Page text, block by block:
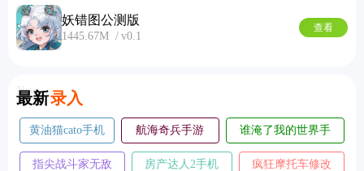
妖错图公测版
1445.67M v0.1
查看
最新录入
New
黄油猫cato手机
版
航海奇兵手游
2026
谁淹了我的世界手
机版
指尖战斗家无敌
房产达人2手机
疯狂摩托车修改